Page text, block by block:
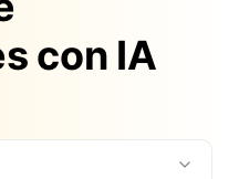
con IA